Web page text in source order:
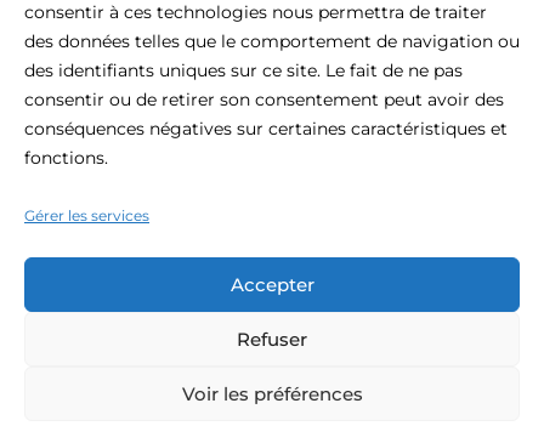
consentir à ces technologies nous permettra de traiter
des données telles que le comportement de navigation ou
des identifiants uniques sur ce site. Le fait de ne pas
consentir ou de retirer son consentement peut avoir des
conséquences négatives sur certaines caractéristiques et
fonctions.
Gérer les services
Accepter
Refuser
Voir les préférences
À Propos De Be.HOTEL
Situé au cœur de St Julian's, le be.HOTEL est la définition
même du confort urbain moderne. Cet hôtel 4 étoiles
bénéficie d'une situation centrale et constitue l'endroit idéal
les boutiques et la vie nocturne à votre porte.